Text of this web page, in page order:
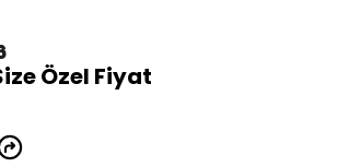
Özel Fiyat